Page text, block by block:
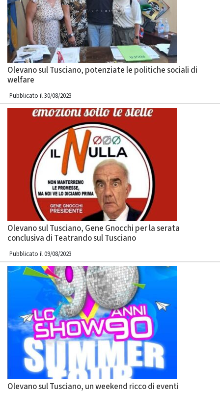
Olevano sul Tusciano, potenziate le politiche sociali di
welfare
Pubblicato il 30/08/2023
Olevano sul Tusciano, Gene Gnocchi per la serata
conclusiva di Teatrando sul Tusciano
Pubblicato il 09/08/2023
Olevano sul Tusciano, un weekend ricco di eventi